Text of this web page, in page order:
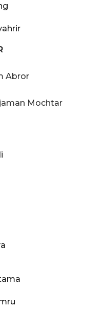
Abror
Mochtar